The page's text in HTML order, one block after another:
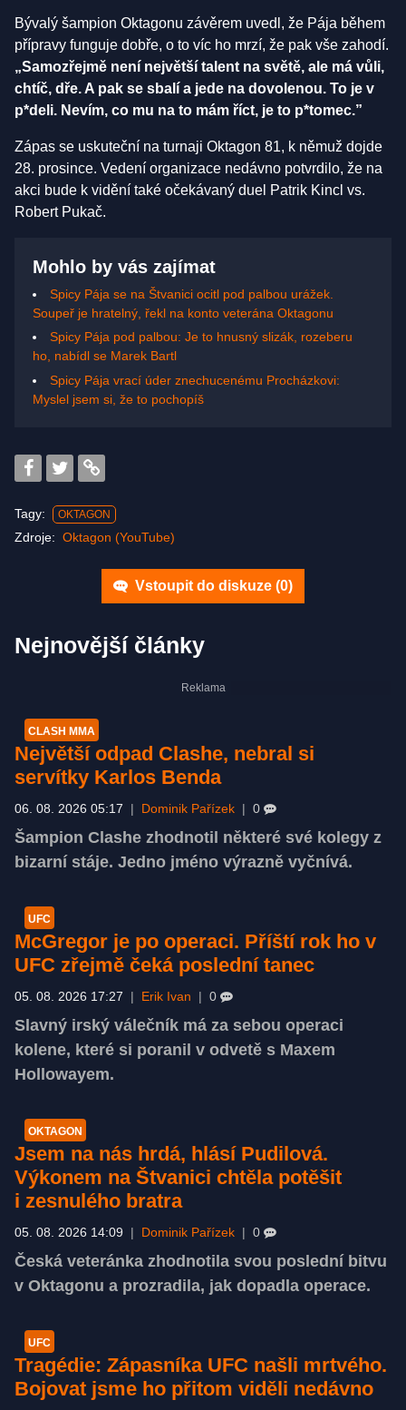
Bývalý šampion Oktagonu závěrem uvedl, že Pája během
přípravy funguje dobře, o to víc ho mrzí, že pak vše zahodí.
„Samozřejmě není největší talent na světě, ale má vůli,
chtíč, dře. A pak se sbalí a jede na dovolenou. To je v
p*deli. Nevím, co mu na to mám říct, je to p*tomec.”
Zápas se uskuteční na turnaji Oktagon 81, k němuž dojde
28. prosince. Vedení organizace nedávno potvrdilo, že na
akci bude k vidění také očekávaný duel Patrik Kincl vs.
Robert Pukač.
Mohlo by vás zajímat
Spicy Pája se na Štvanici ocitl pod palbou urážek.
Soupeř je hratelný, řekl na konto veterána Oktagonu
Spicy Pája pod palbou: Je to hnusný slizák, rozeberu
ho, nabídl se Marek Bartl
Spicy Pája vrací úder znechucenému Procházkovi:
Myslel jsem si, že to pochopíš
Tagy: OKTAGON
Zdroje: Oktagon (YouTube)
Vstoupit do diskuze (0)
Nejnovější články
CLASH MMA
Největší odpad Clashe, nebral si
servítky Karlos Benda
06. 08. 2026 05:17 Dominik Pařízek 0
Šampion Clashe zhodnotil některé své kolegy z
bizarní stáje. Jedno jméno výrazně vyčnívá.
UFC
McGregor je po operaci. Příští rok ho v
UFC zřejmě čeká poslední tanec
05. 08. 2026 17:27 Erik Ivan 0
Slavný irský válečník má za sebou operaci
kolene, které si poranil v odvetě s Maxem
Hollowayem.
OKTAGON
Jsem na nás hrdá, hlásí Pudilová.
Výkonem na Štvanici chtěla potěšit
i zesnulého bratra
05. 08. 2026 14:09 Dominik Pařízek 0
Česká veteránka zhodnotila svou poslední bitvu
v Oktagonu a prozradila, jak dopadla operace.
UFC
Tragédie: Zápasníka UFC našli mrtvého.
Bojovat jsme ho přitom viděli nedávno